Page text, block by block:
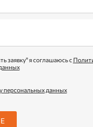
заявку" я соглашаюсь с
персональных данных